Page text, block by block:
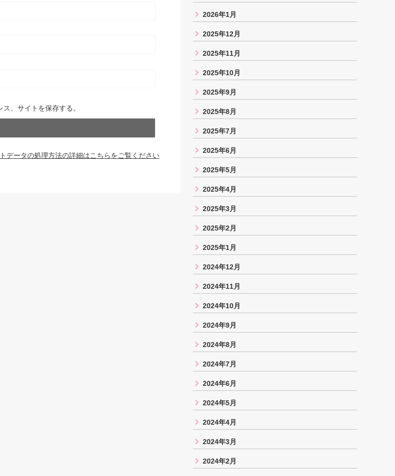
、サイトを保存する。
データの処理方法の詳細はこちらをご覧ください
2026年1月
2025年12月
2025年11月
2025年10月
2025年9月
2025年8月
2025年7月
2025年6月
2025年5月
2025年4月
2025年3月
2025年2月
2025年1月
2024年12月
2024年11月
2024年10月
2024年9月
2024年8月
2024年7月
2024年6月
2024年5月
2024年4月
2024年3月
2024年2月